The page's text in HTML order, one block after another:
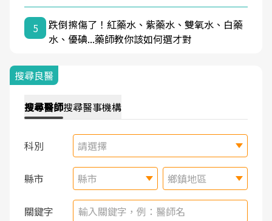
5
跌倒擦傷了！紅藥水、紫藥水、雙氧水、白藥
水、優碘...藥師教你該如何選才對
搜尋良醫
搜尋醫師搜尋醫事機構
科別 請選擇
縣市 縣市 鄉鎮地區
關鍵字